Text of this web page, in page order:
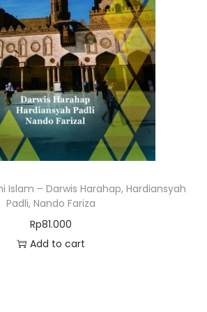
Islam – Darwis Harahap, Hardiansyah
Padli, Nando Fariza
Rp81.000
Add to cart